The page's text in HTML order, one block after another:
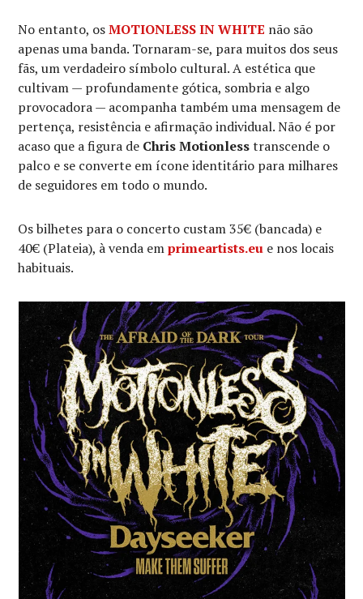
No entanto, osMOTIONLESS IN WHITE não são
apenas uma banda. Tornaram-se, para muitos dos seus
fãs, um verdadeiro símbolo cultural. A estética que
cultivam — profundamente gótica, sombria e algo
provocadora — acompanha também uma mensagem de
pertença, resistência e afirmação individual. Não é por
acaso que a figura de Chris Motionlesstranscende o
palco e se converte em ícone identitário para milhares
de seguidores em todo o mundo.
Os bilhetes para o concerto custam 35€ (bancada) e
40€ (Plateia), à venda emprimeartists.eu e nos locais
habituais.